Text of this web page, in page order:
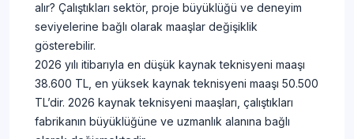
alır? Çalıştıkları sektör, proje büyüklüğü ve deneyim
seviyelerine bağlı olarak maaşlar değişiklik
gösterebilir.
2026 yılı itibarıyla en düşük kaynak teknisyeni maaşı
38.600 TL, en yüksek kaynak teknisyeni maaşı 50.500
TL’dir. 2026 kaynak teknisyeni maaşları, çalıştıkları
fabrikanın büyüklüğüne ve uzmanlık alanına bağlı